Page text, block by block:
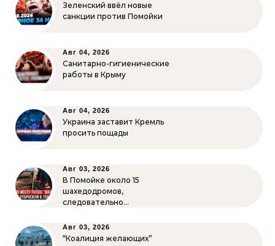
Зеленский ввёл новые
санкции против Помойки
Авг 04, 2026
Санитарно-гигиенические
работы в Крыму
Авг 04, 2026
Украина заставит Кремль
просить пощады
Авг 03, 2026
В Помойке около 15
шахедодромов,
следовательно…
Авг 03, 2026
“Коалиция желающих”